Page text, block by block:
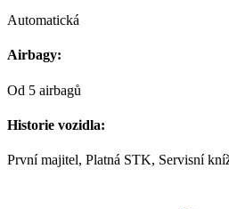
Automatická
Airbagy:
Od 5 airbagů
Historie vozidla:
První majitel, Platná STK, Servisní